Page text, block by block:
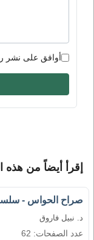
أوافق على نشر
إقرأ أيضاً من هذه
صراح الحواس -
د. نبيل فاروق
عدد الصفحات: 62